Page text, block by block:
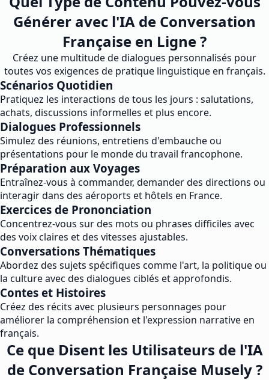
Générer avec l'IA de Conversation
Française en Ligne ?
Créez une multitude de dialogues personnalisés pour
toutes vos exigences de pratique linguistique en français.
Scénarios Quotidien
Pratiquez les interactions de tous les jours : salutations,
achats, discussions informelles et plus encore.
Dialogues Professionnels
Simulez des réunions, entretiens d'embauche ou
présentations pour le monde du travail francophone.
Préparation aux Voyages
Entraînez-vous à commander, demander des directions ou
interagir dans des aéroports et hôtels en France.
Exercices de Prononciation
Concentrez-vous sur des mots ou phrases difficiles avec
des voix claires et des vitesses ajustables.
Conversations Thématiques
Abordez des sujets spécifiques comme l'art, la politique ou
la culture avec des dialogues ciblés et approfondis.
Contes et Histoires
Créez des récits avec plusieurs personnages pour
améliorer la compréhension et l'expression narrative en
français.
Ce que Disent les Utilisateurs de l'IA
de Conversation Française Musely ?